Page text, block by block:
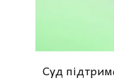
Суд